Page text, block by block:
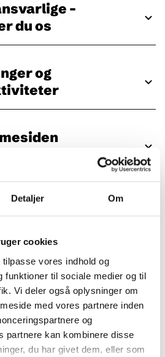
Detaljer Om
cookies
vores indhold og
funktioner til sociale medier og til
Vi deler også oplysninger om
med vores partnere inden
og
partnere kan kombinere disse
du har givet dem, eller som
–
du os
og
www.feriehusklage.dk
for